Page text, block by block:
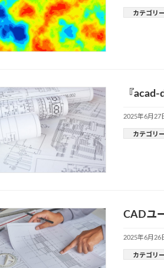
カテゴリ
『
2025年6月27
カテゴリ
CADユ
2025年6月26
カテゴリ